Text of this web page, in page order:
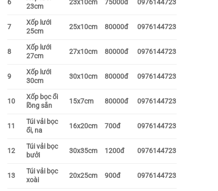
6
23cm
23x10cm 75000đ 0976144723
7
Xốp lưới
25cm
25x10cm 80000đ 0976144723
8
Xốp lưới
27cm
27x10cm 80000đ 0976144723
9
Xốp lưới
30cm
30x10cm 80000đ 0976144723
10
Xốp bọc ổi
lồng sẵn
15x7cm 80000đ 0976144723
11
Túi vải bọc
ổi, na
16x20cm 700đ 0976144723
12
Túi vải bọc
bưởi
30x35cm 1200đ 0976144723
13
Túi vải bọc
xoài
20x25cm 900đ 0976144723